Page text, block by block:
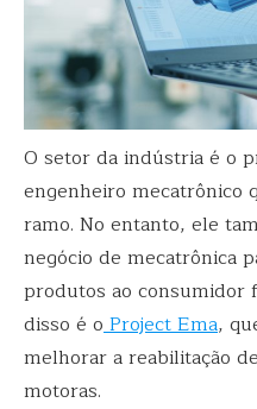
O setor da indústria é o
engenheiro mecatrônico
ramo. No entanto, ele
negócio de mecatrônica
produtos ao consumidor
disso é o Project Ema,
melhorar a reabilitação
motoras.